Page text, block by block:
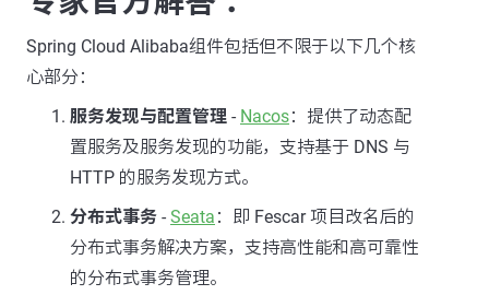
Spring Cloud Alibaba组件包括但不限于以下几个核
心部分：
服务发现与配置管理 - Nacos：提供了动态配
置服务及服务发现的功能，支持基于 DNS 与
HTTP 的服务发现方式。
分布式事务 - Seata ：即 Fescar 项目改名后的
分布式事务解决方案，支持高性能和高可靠性
的分布式事务管理。